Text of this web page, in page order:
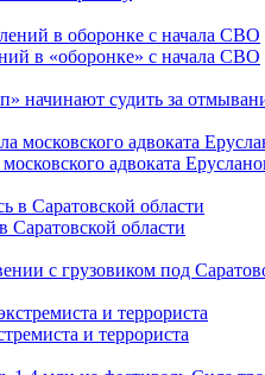
в «оборонке» с начала СВО
начинают судить за
адвоката
области
с грузовиком под
и террориста